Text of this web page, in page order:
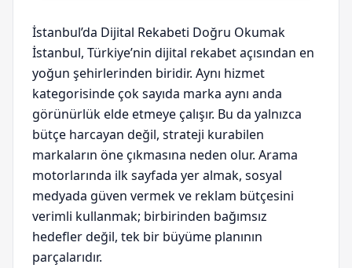
İstanbul’da Dijital Rekabeti Doğru Okumak
İstanbul, Türkiye’nin dijital rekabet açısından en
yoğun şehirlerinden biridir. Aynı hizmet
kategorisinde çok sayıda marka aynı anda
görünürlük elde etmeye çalışır. Bu da yalnızca
bütçe harcayan değil, strateji kurabilen
markaların öne çıkmasına neden olur. Arama
motorlarında ilk sayfada yer almak, sosyal
medyada güven vermek ve reklam bütçesini
verimli kullanmak; birbirinden bağımsız
hedefler değil, tek bir büyüme planının
parçalarıdır.